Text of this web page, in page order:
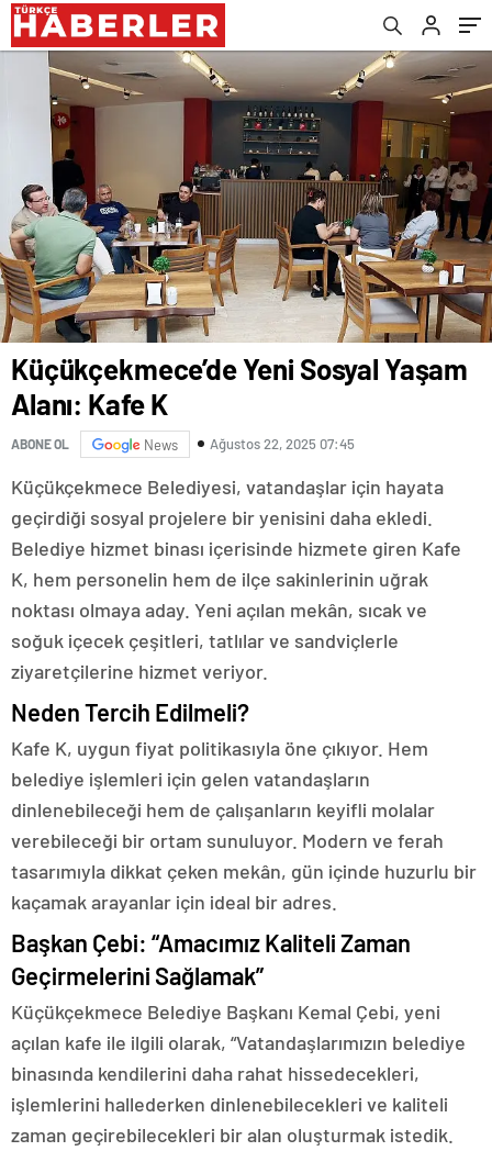
Küçükçekmece’de Yeni Sosyal Yaşam
Alanı: Kafe K
ABONE OL News Ağustos 22, 2025 07:45
Küçükçekmece Belediyesi, vatandaşlar için hayata
geçirdiği sosyal projelere bir yenisini daha ekledi.
Belediye hizmet binası içerisinde hizmete giren Kafe
K, hem personelin hem de ilçe sakinlerinin uğrak
noktası olmaya aday. Yeni açılan mekân, sıcak ve
soğuk içecek çeşitleri, tatlılar ve sandviçlerle
ziyaretçilerine hizmet veriyor.
Neden Tercih Edilmeli?
Kafe K, uygun fiyat politikasıyla öne çıkıyor. Hem
belediye işlemleri için gelen vatandaşların
dinlenebileceği hem de çalışanların keyifli molalar
verebileceği bir ortam sunuluyor. Modern ve ferah
tasarımıyla dikkat çeken mekân, gün içinde huzurlu bir
kaçamak arayanlar için ideal bir adres.
Başkan Çebi: “Amacımız Kaliteli Zaman
Geçirmelerini Sağlamak”
Küçükçekmece Belediye Başkanı Kemal Çebi, yeni
açılan kafe ile ilgili olarak, “Vatandaşlarımızın belediye
binasında kendilerini daha rahat hissedecekleri,
işlemlerini hallederken dinlenebilecekleri ve kaliteli
zaman geçirebilecekleri bir alan oluşturmak istedik.